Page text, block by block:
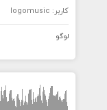
کاربر: logomusic
لوگو
src attribute